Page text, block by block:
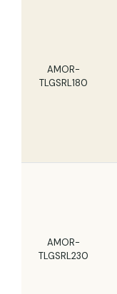
AMOR-
TLGSRL180
AMOR-
TLGSRL230